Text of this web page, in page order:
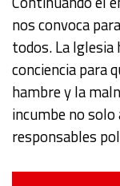
nos convoca
todos. La
conciencia para
hambre y la
incumbe no
responsables